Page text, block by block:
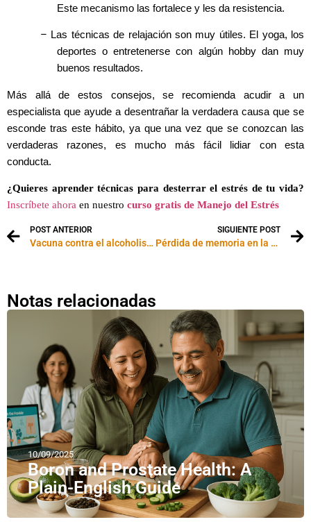
Este mecanismo las fortalece y les da resistencia.
– Las técnicas de relajación son muy útiles. El yoga, los
deportes o entretenerse con algún hobby dan muy
buenos resultados.
Más allá de estos consejos, se recomienda acudir a un
especialista que ayude a desentrañar la verdadera causa que se
esconde tras este hábito, ya que una vez que se conozcan las
verdaderas razones, es mucho más fácil lidiar con esta
conducta.
¿Quieres aprender técnicas para desterrar el estrés de tu vida?
Inscríbete ahora en nuestro curso gratis de Manejo del Estrés
POST ANTERIOR
Vacuna contra el alcoholismo
SIGUIENTE POST
Pérdida de memoria en la vejez: ¿es normal?
Notas relacionadas
10/09/2025
Boron and Prostate Health: A
Plain-English Guide